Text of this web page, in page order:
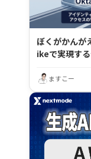
ぼくがかん
ikeで実現す
ますこー